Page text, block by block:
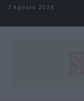
Salta al contenuto
7 Agosto 2026